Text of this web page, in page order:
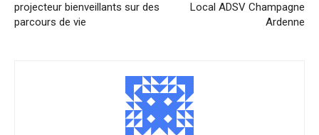
projecteur bienveillants sur des
parcours de vie
Local ADSV Champagne
Ardenne